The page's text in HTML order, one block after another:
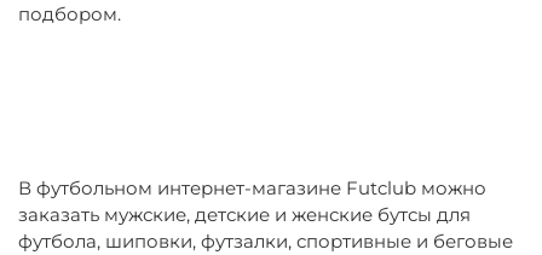
подбором.
В футбольном интернет-магазине Futclub можно
заказать мужские, детские и женские бутсы для
футбола, шиповки, футзалки, спортивные и беговые